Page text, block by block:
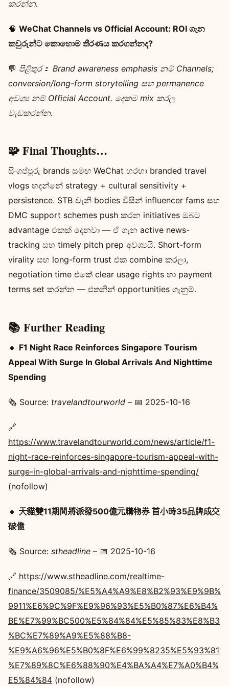
කරන්න.
🧠 WeChat Channels vs Official Account: ROI ගැන
කවුරුන්ට කොහොම තීරණය කරගන්නද?
💬 පිළිතුර： Brand awareness emphasis නම් Channels;
conversion/long-form storytelling සහ permanence
අවශ්‍ය නම් Official Account. දෙකම mix කරල
වැඩකරන්න.
🧩 Final Thoughts…
සිංගප්පූරු brands සමඟ WeChat හරහා branded travel
vlogs හදන්නේ strategy + cultural sensitivity +
persistence. STB වැනි bodies විසින් influencer fams සහ
DMC support schemes push කරන initiatives ඔබට
advantage එකක් දෙනවා — ඒ ගැන active news-
tracking සහ timely pitch prep අවශ්‍යයි. Short-form
virality සහ long-form trust එක combine කරලා,
negotiation time එකේ clear usage rights හා payment
terms set කරන්න — එතනින් opportunities ගෑනුම්.
📚 Further Reading
🔸 F1 Night Race Reinforces Singapore Tourism
Appeal With Surge In Global Arrivals And Nighttime
Spending
🗞️ Source: travelandtourworld – 📅 2025-10-16
🔗
https://www.travelandtourworld.com/news/article/f1-
night-race-reinforces-singapore-tourism-appeal-with-
surge-in-global-arrivals-and-nighttime-spending/
(nofollow)
🔸 天貓雙11期間將派發500億元購物券 首小時35品牌成交
破億
🗞️ Source: stheadline – 📅 2025-10-16
🔗 https://www.stheadline.com/realtime-
finance/3509085/%E5%A4%A9%E8%B2%93%E9%9B%
9911%E6%9C%9F%E9%96%93%E5%B0%87%E6%B4%
BE%E7%99%BC500%E5%84%84%E5%85%83%E8%B3
%BC%E7%89%A9%E5%88%B8-
%E9%A6%96%E5%B0%8F%E6%99%8235%E5%93%81
%E7%89%8C%E6%88%90%E4%BA%A4%E7%A0%B4%
E5%84%84 (nofollow)